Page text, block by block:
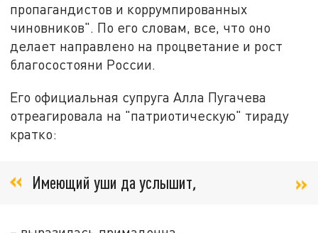
пропагандистов и коррумпированных
чиновников". По его словам, все, что оно
делает направлено на процветание и рост
благосостояни России.
Его официальная супруга Алла Пугачева
отреагировала на "патриотическую" тираду
кратко:
Имеющий уши да услышит,